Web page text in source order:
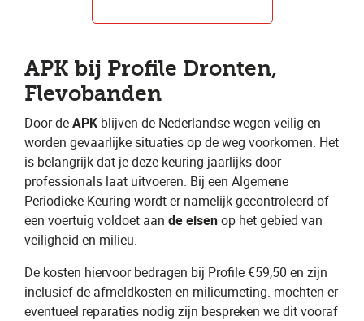
APK bij Profile Dronten,
Flevobanden
Door de ​APK ​ blijven de Nederlandse wegen veilig en
worden gevaarlijke situaties op de weg voorkomen. Het
is belangrijk dat je deze keuring jaarlijks door
professionals laat uitvoeren. Bij een Algemene
Periodieke Keuring wordt er namelijk gecontroleerd of
een voertuig voldoet aan ​ de eisen​ op het gebied van
veiligheid en milieu.
De kosten hiervoor bedragen bij Profile €59,50 en zijn
inclusief de afmeldkosten en milieumeting. mochten er
eventueel reparaties nodig zijn bespreken we dit vooraf